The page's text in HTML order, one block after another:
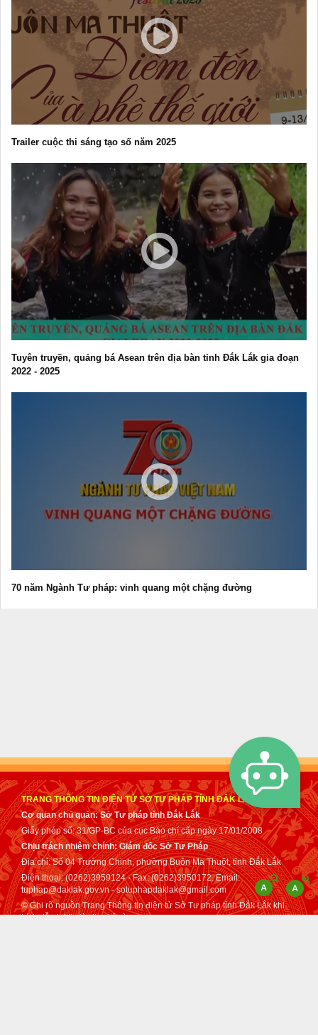
Trailer cuộc thi sáng tạo số năm 2025
Tuyên truyền, quảng bá Asean trên địa bàn tỉnh Đắk Lắk gia đoạn
2022 - 2025
70 năm Ngành Tư pháp: vinh quang một chặng đường
TRANG THÔNG TIN ĐIỆN TỬ SỞ TƯ PHÁP TỈNH ĐẮK LẮK
Cơ quan chủ quản: Sở Tư pháp tỉnh Đắk Lắk
Giấy phép số: 31/GP-BC của cục Báo chí cấp ngày 17/01/2008
Chịu trách nhiệm chính: Giám đốc Sở Tư Pháp
Địa chỉ: Số 04 Trường Chinh, phường Buôn Ma Thuột, tỉnh Đắk Lắk
Điện thoại: (0262)3959124 - Fax: (0262)3950172. Email:
tuphap@daklak.gov.vn - sotuphapdaklak@gmail.com
© Ghi rõ nguồn Trang Thông tin điện tử Sở Tư pháp tỉnh Đắk Lắk khi
trích dẫn lại tin từ địa chỉ này.